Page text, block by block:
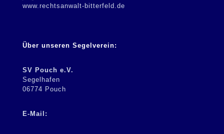
www.rechtsanwalt-bitterfeld.de
Über unseren Segelverein:
SV Pouch e.V.
Segelhafen
06774 Pouch
E-Mail: